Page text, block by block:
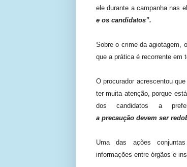
ele durante a campanha nas
e os candidatos”.
Sobre o crime da agiotagem,
que a prática é recorrente em
O procurador acrescentou
ter muita atenção, porque
dos candidatos a
a precaução devem ser
Uma das ações
informações entre órgãos e